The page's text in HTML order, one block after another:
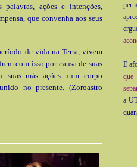
E
que
a
palavras, ações e intenções,
que convenha aos seus
de vida na Terra, vivem
com isso por causa de suas
suas más ações num corpo
no presente. (Zoroastro